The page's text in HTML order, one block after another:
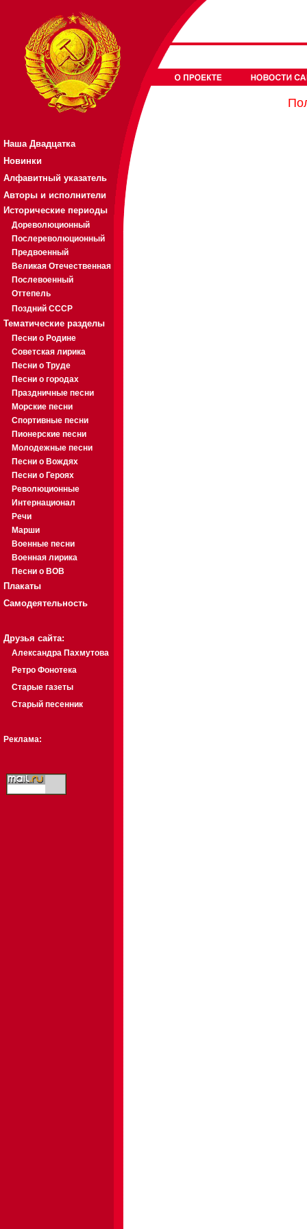
Наша Двадцатка
Новинки
Алфавитный указатель
Авторы и исполнители
Исторические периоды
Дореволюционный
Послереволюционный
Предвоенный
Великая Отечественная
Послевоенный
Оттепель
Поздний СССР
Тематические разделы
Песни о Родине
Советская лирика
Песни о Труде
Песни о городах
Праздничные песни
Морские песни
Спортивные песни
Пионерские песни
Молодежные песни
Песни о Вождях
Песни о Героях
Революционные
Интернационал
Речи
Марши
Военные песни
Военная лирика
Песни о ВОВ
Плакаты
Самодеятельность
Друзья сайта:
Александра Пахмутова
Ретро Фонотека
Старые газеты
Старый песенник
Реклама: